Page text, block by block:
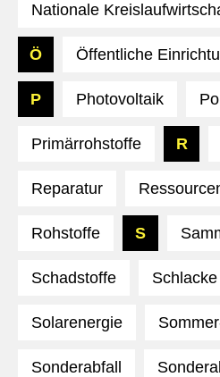
Nationale
Ö Öffentliche
P Photovoltaik
Primärrohstoffe R
Reparatur
Rohstoffe S
Schadstoffe Schlacke
Solarenergie
Sonderabfall